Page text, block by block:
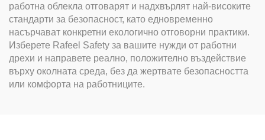
работна облекла отговарят и надхвърлят най-високите
стандарти за безопасност, като едновременно
насърчават конкретни екологично отговорни практики.
Изберете Rafeel Safety за вашите нужди от работни
дрехи и направете реално, положително въздействие
върху околната среда, без да жертвате безопасността
или комфорта на работниците.